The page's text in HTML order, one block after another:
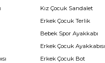
Kız Çocuk Sandalet
Erkek Çocuk Terlik
Bebek Spor Ayakkabı
Erkek Çocuk Ayakkabısı
Erkek Çocuk Bot